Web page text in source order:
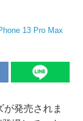
13 Pro Max
が発売されま